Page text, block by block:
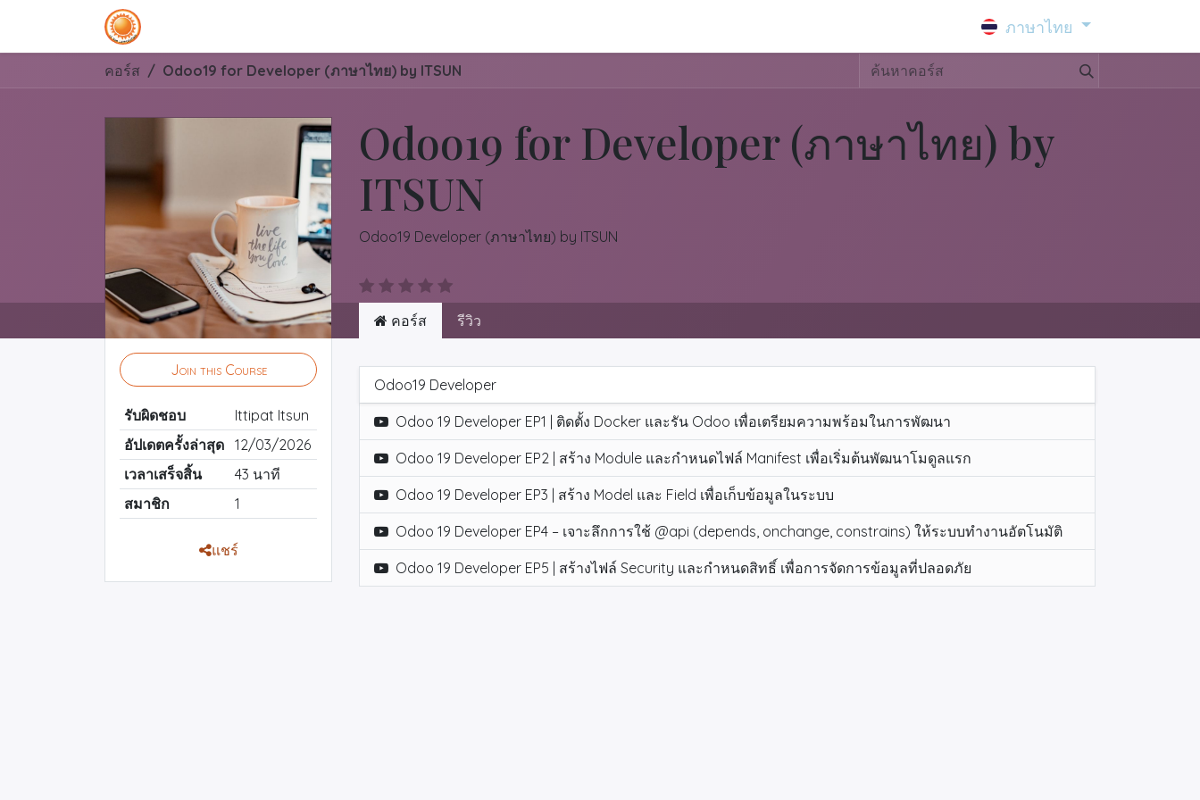
ภาษาไทย
คอร์ส Odoo19 for Developer (ภาษาไทย) by ITSUN
Odoo19 for Developer (ภาษาไทย) by
ITSUN
Odoo19 Developer (ภาษาไทย) by ITSUN
Join this Course
รับผิดชอบ
Ittipat Itsun
อัปเดตครั้งล่าสุด
12/03/2026
เวลาเสร็จสิ้น
43 นาที
สมาชิก
1
แชร์
คอร์ส รีวิว
Odoo19 Developer
Odoo 19 Developer EP1 | ติดตั้ง Docker และรัน Odoo เพื่อเตรียมความพร้อมในการพัฒนา
Odoo 19 Developer EP2 | สร้าง Module และกำหนดไฟล์ Manifest เพื่อเริ่มต้นพัฒนาโมดูลแรก
Odoo 19 Developer EP3 | สร้าง Model และ Field เพื่อเก็บข้อมูลในระบบ
Odoo 19 Developer EP4 – เจาะลึกการใช้ @api (depends, onchange, constrains) ให้ระบบทำงานอัตโนมัติ
Odoo 19 Developer EP5 | สร้างไฟล์ Security และกำหนดสิทธิ์ เพื่อการจัดการข้อมูลที่ปลอดภัย